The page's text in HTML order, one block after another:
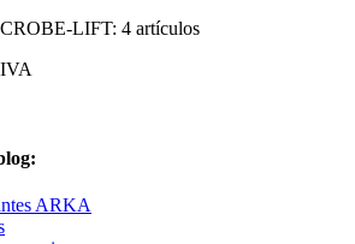
LIFT: 4 artículos
ARKA